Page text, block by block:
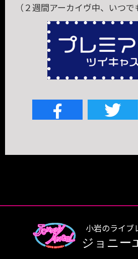
（２週間アーカイヴ中、いつで
小岩のライブ
ジョニー